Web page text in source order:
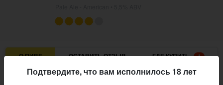
О ПИВЕ ОСТАВИТЬ ОТЗЫВ ГДЕ КУПИТЬ 1
Подтвердите, что вам исполнилось 18 лет